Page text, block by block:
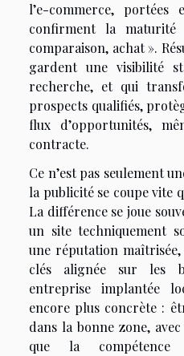
l’e-commerce,
confirment la
comparaison, achat ».
gardent une visibilité
recherche, et qui
prospects qualifiés,
flux d’opportunités,
contracte.
Ce n’est pas seulement
la publicité se coupe vite
La différence se joue
un site techniquement
une réputation
clés alignée sur les
entreprise implantée
encore plus concrète :
dans la bonne zone,
que la compétence